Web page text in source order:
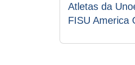
Atletas da
FISU America